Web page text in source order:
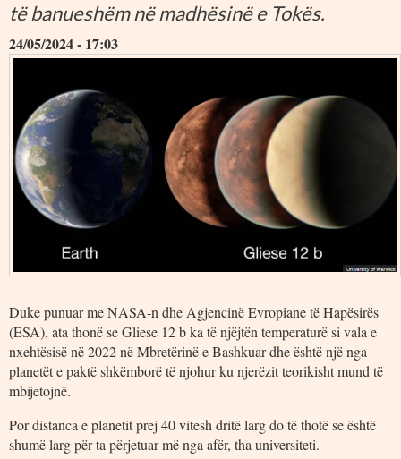
të banueshëm në madhësinë e Tokës.
24/05/2024 - 17:03
Duke punuar me NASA-n dhe Agjencinë Evropiane të Hapësirës
(ESA), ata thonë se Gliese 12 b ka të njëjtën temperaturë si vala e
nxehtësisë në 2022 në Mbretërinë e Bashkuar dhe është një nga
planetët e paktë shkëmborë të njohur ku njerëzit teorikisht mund të
mbijetojnë.
Por distanca e planetit prej 40 vitesh dritë larg do të thotë se është
shumë larg për ta përjetuar më nga afër, tha universiteti.